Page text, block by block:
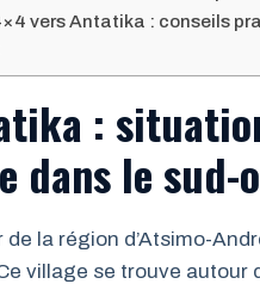
vers Antatika : conseils
:
dans le sud-
la région d’Atsimo-
village se trouve autour